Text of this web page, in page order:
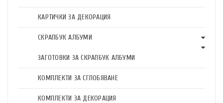
КАРТИЧКИ ЗА ДЕКОРАЦИЯ
СКРАПБУК АЛБУМИ
ЗАГОТОВКИ ЗА СКРАПБУК АЛБУМИ
КОМПЛЕКТИ ЗА СГЛОБЯВАНЕ
КОМПЛЕКТИ ЗА ДЕКОРАЦИЯ